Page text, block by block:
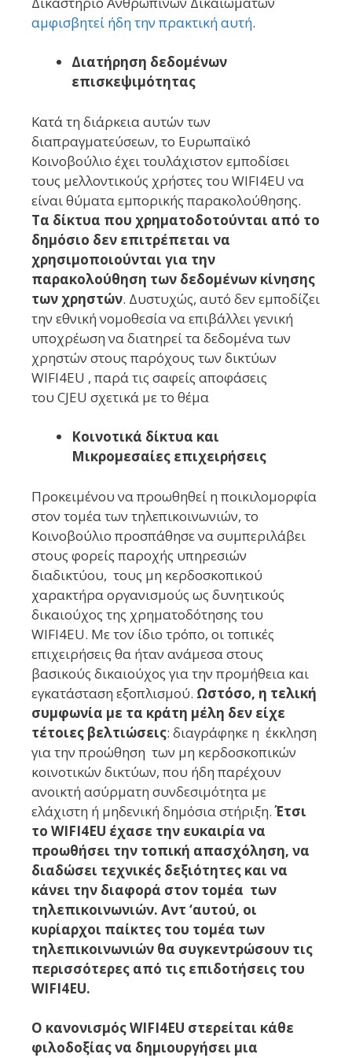
αμφισβητεί ήδη την πρακτική αυτή.
Διατήρηση δεδομένων
επισκεψιμότητας
Κατά τη διάρκεια αυτών των
διαπραγματεύσεων, το Ευρωπαϊκό
Κοινοβούλιο έχει τουλάχιστον εμποδίσει
τους μελλοντικούς χρήστες του WIFI4EU να
είναι θύματα εμπορικής παρακολούθησης.
Τα δίκτυα που χρηματοδοτούνται από το
δημόσιο δεν επιτρέπεται να
χρησιμοποιούνται για την
παρακολούθηση των δεδομένων κίνησης
των χρηστών. Δυστυχώς, αυτό δεν εμποδίζει
την εθνική νομοθεσία να επιβάλλει γενική
υποχρέωση να διατηρεί τα δεδομένα των
χρηστών στους παρόχους των δικτύων
WIFI4EU , παρά τις σαφείς αποφάσεις
του CJEU σχετικά με το θέμα
Κοινοτικά δίκτυα και
Μικρομεσαίες επιχειρήσεις
Προκειμένου να προωθηθεί η ποικιλομορφία
στον τομέα των τηλεπικοινωνιών, το
Κοινοβούλιο προσπάθησε να συμπεριλάβει
στους φορείς παροχής υπηρεσιών
διαδικτύου, τους μη κερδοσκοπικού
χαρακτήρα οργανισμούς ως δυνητικούς
δικαιούχος της χρηματοδότησης του
WIFI4EU. Με τον ίδιο τρόπο, οι τοπικές
επιχειρήσεις θα ήταν ανάμεσα στους
βασικούς δικαιούχος για την προμήθεια και
εγκατάσταση εξοπλισμού. Ωστόσο, η τελική
συμφωνία με τα κράτη μέλη δεν είχε
τέτοιες βελτιώσεις: διαγράφηκε η έκκληση
για την προώθηση των μη κερδοσκοπικών
κοινοτικών δικτύων, που ήδη παρέχουν
ανοικτή ασύρματη συνδεσιμότητα με
ελάχιστη ή μηδενική δημόσια στήριξη.Έτσι
το WIFI4EU έχασε την ευκαιρία να
προωθήσει την τοπική απασχόληση, να
διαδώσει τεχνικές δεξιότητες και να
κάνει την διαφορά στον τομέα των
τηλεπικοινωνιών. Αντ ‘αυτού, οι
κυρίαρχοι παίκτες του τομέα των
τηλεπικοινωνιών θα συγκεντρώσουν τις
περισσότερες από τις επιδοτήσεις του
WIFI4EU.
Ο κανονισμός WIFI4EU στερείται κάθε
φιλοδοξίας να δημιουργήσει μια